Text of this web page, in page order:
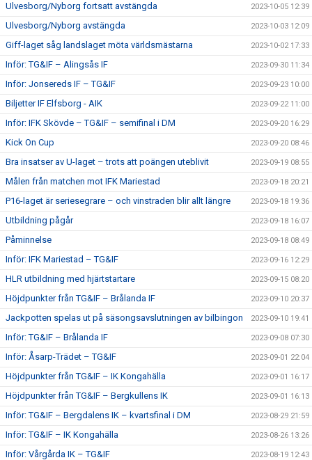
Ulvesborg/Nyborg fortsatt avstängda 2023-10-05 12:39
Ulvesborg/Nyborg avstängda 2023-10-03 12:09
Giff-laget såg landslaget möta världsmästarna 2023-10-02 17:33
Inför: TG&IF – Alingsås IF 2023-09-30 11:34
Inför: Jonsereds IF – TG&IF 2023-09-23 10:00
Biljetter IF Elfsborg - AIK 2023-09-22 11:00
Inför: IFK Skövde – TG&IF – semifinal i DM 2023-09-20 16:29
Kick On Cup 2023-09-20 08:46
Bra insatser av U-laget – trots att poängen uteblivit 2023-09-19 08:55
Målen från matchen mot IFK Mariestad 2023-09-18 20:21
P16-laget är seriesegrare – och vinstraden blir allt längre 2023-09-18 19:36
Utbildning pågår 2023-09-18 16:07
Påminnelse 2023-09-18 08:49
Inför: IFK Mariestad – TG&IF 2023-09-16 12:29
HLR utbildning med hjärtstartare 2023-09-15 08:20
Höjdpunkter från TG&IF – Brålanda IF 2023-09-10 20:37
Jackpotten spelas ut på säsongsavslutningen av bilbingon 2023-09-10 19:41
Inför: TG&IF – Brålanda IF 2023-09-08 07:30
Inför: Åsarp-Trädet – TG&IF 2023-09-01 22:04
Höjdpunkter från TG&IF – IK Kongahälla 2023-09-01 16:17
Höjdpunkter från TG&IF – Bergkullens IK 2023-09-01 16:13
Inför: TG&IF – Bergdalens IK – kvartsfinal i DM 2023-08-29 21:59
Inför: TG&IF – IK Kongahälla 2023-08-26 13:26
Inför: Vårgårda IK – TG&IF 2023-08-19 12:43